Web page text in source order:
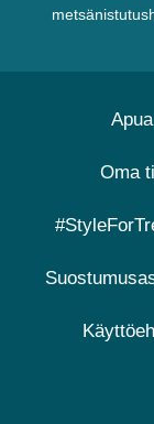
Apua
Oma